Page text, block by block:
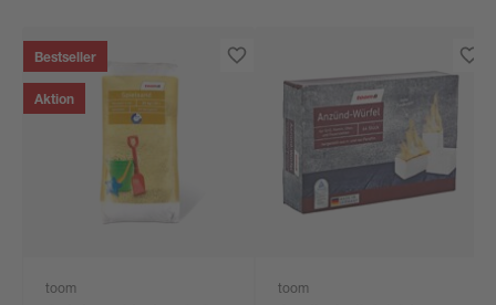
Bestseller
Aktion
toom toom